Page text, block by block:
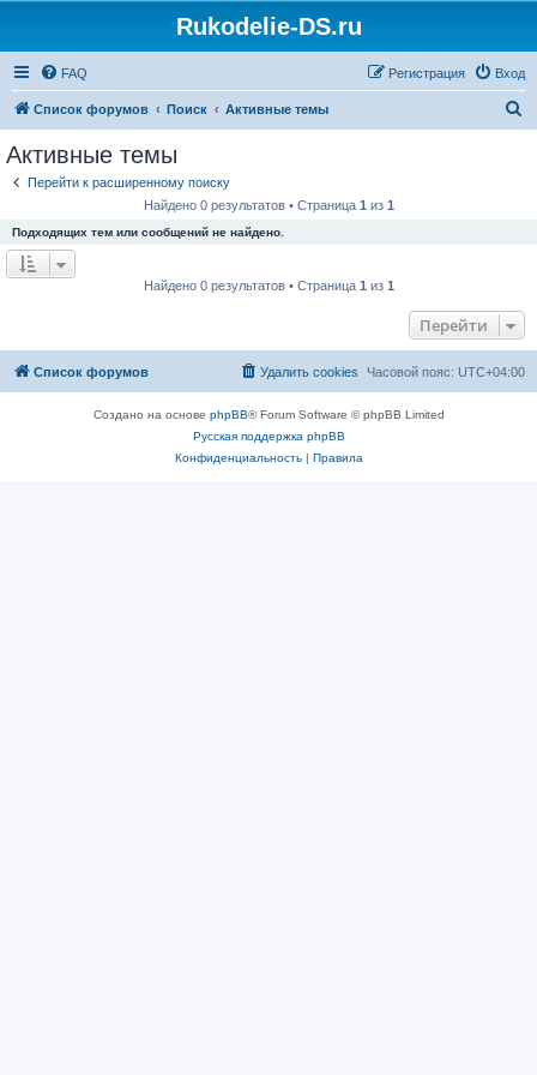
Rukodelie-DS.ru
FAQ Вход
Регистрация
Список форумов Поиск Активные темы
Активные темы
Перейти к расширенному поиску
Найдено 0 результатов • Страница 1 из 1
Подходящих тем или сообщений не найдено.
Найдено 0 результатов • Страница 1 из 1
Перейти
Список форумов Часовой пояс: UTC+04:00
Удалить cookies
Создано на основе phpBB® Forum Software © phpBB Limited
Русская поддержка phpBB
Конфиденциальность| Правила